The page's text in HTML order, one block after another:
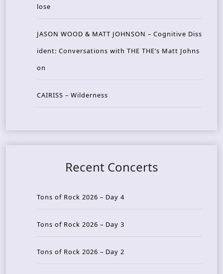
lose
JASON WOOD & MATT JOHNSON – Cognitive Diss
ident: Conversations with THE THE’s Matt Johns
on
CAIRISS – Wilderness
Recent Concerts
Tons of Rock 2026 – Day 4
Tons of Rock 2026 – Day 3
Tons of Rock 2026 – Day 2